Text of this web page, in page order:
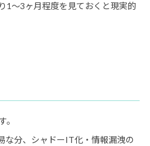
1〜3ヶ月程度を見ておくと現実的
な分、シャドーIT化・情報漏洩の